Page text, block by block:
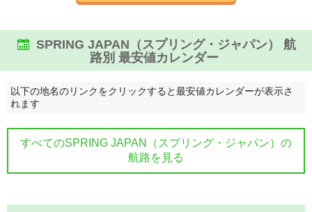
SPRING JAPAN（スプリング・ジャパン） 航
路別 最安値カレンダー
以下の地名のリンクをクリックすると最安値カレンダーが表示さ
れます
すべてのSPRING JAPAN（スプリング・ジャパン）の
航路を見る